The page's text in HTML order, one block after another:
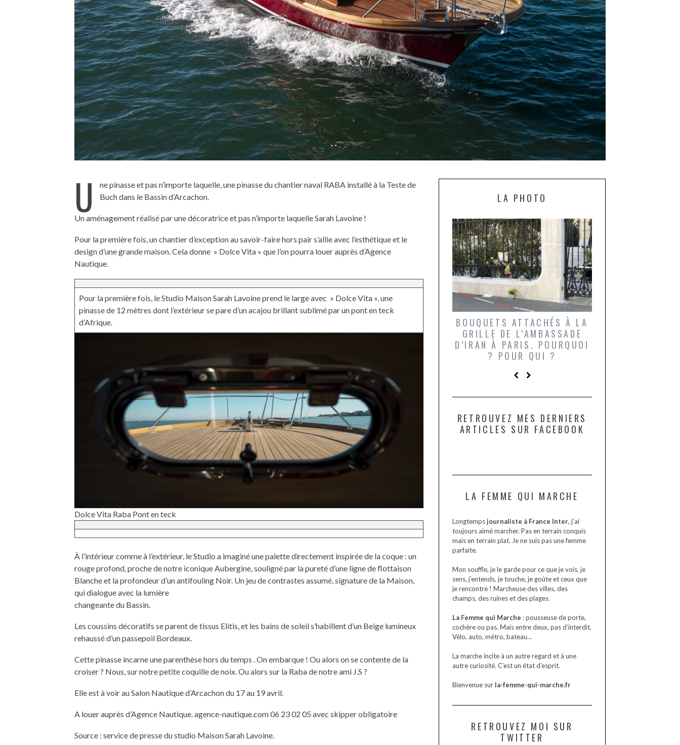
U
ne pinasse et pas n’importe laquelle, une pinasse du chantier naval RABA installé à la Teste de
Buch dans le Bassin d’Arcachon.
Un aménagement réalisé par une décoratrice et pas n’importe laquelle Sarah Lavoine !
Pour la première fois, un chantier d’exception au savoir-faire hors pair s’allie avec l’esthétique et le
design d’une grande maison. Cela donne » Dolce Vita » que l’on pourra louer auprès d’Agence
Nautique.
Pour la première fois, le Studio Maison Sarah Lavoine prend le large avec » Dolce Vita », une
pinasse de 12 mètres dont l’extérieur se pare d’un acajou brillant sublimé par un pont en teck
d’Afrique.
Dolce Vita Raba Pont en teck
À l’intérieur comme à l’extérieur, le Studio a imaginé une palette directement inspirée de la coque : un
rouge profond, proche de notre iconique Aubergine, souligné par la pureté d’une ligne de flottaison
Blanche et la profondeur d’un antifouling Noir. Un jeu de contrastes assumé, signature de la Maison,
qui dialogue avec la lumière
changeante du Bassin.
Les coussins décoratifs se parent de tissus Elitis, et les bains de soleil s’habillent d’un Beige lumineux
rehaussé d’un passepoil Bordeaux.
Cette pinasse incarne une parenthèse hors du temps . On embarque ! Ou alors on se contente de la
croiser ? Nous, sur notre petite coquille de noix. Ou alors sur la Raba de notre ami J.S ?
Elle est à voir au Salon Nautique d’Arcachon du 17 au 19 avril.
A louer auprès d’Agence Nautique. agence-nautique.com 06 23 02 05 avec skipper obligatoire
Source : service de presse du studio Maison Sarah Lavoine.
LA PHOTO
DE LA VIERGE À BIARRITZ.
BOUQUETS ATTACHÉS À LA
GRILLE DE L’AMBASSADE
D’IRAN À PARIS. POURQUOI
? POUR QUI ?
RETROUVEZ MES DERNIERS
ARTICLES SUR FACEBOOK
LA FEMME QUI MARCHE
Longtemps journaliste à France Inter, j’ai
toujours aimé marcher. Pas en terrain conquis
mais en terrain plat. Je ne suis pas une femme
parfaite.
Mon souffle, je le garde pour ce que je vois, je
sens, j’entends, je touche, je goûte et ceux que
je rencontre ! Marcheuse des villes, des
champs, des ruines et des plages.
La Femme qui Marche : pousseuse de porte,
cochère ou pas. Mais entre deux, pas d’interdit.
Vélo, auto, métro, bateau…
La marche incite à un autre regard et à une
autre curiosité. C’est un état d’esprit.
Bienvenue sur la-femme-qui-marche.fr
RETROUVEZ MOI SUR
TWITTER